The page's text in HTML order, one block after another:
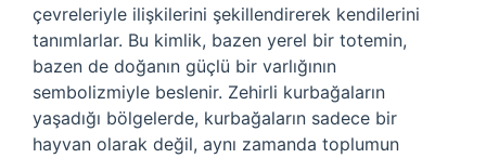
çevreleriyle ilişkilerini şekillendirerek kendilerini
tanımlarlar. Bu kimlik, bazen yerel bir totemin,
bazen de doğanın güçlü bir varlığının
sembolizmiyle beslenir. Zehirli kurbağaların
yaşadığı bölgelerde, kurbağaların sadece bir
hayvan olarak değil, aynı zamanda toplumun